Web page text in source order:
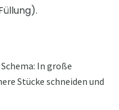
In große
Stücke schneiden und